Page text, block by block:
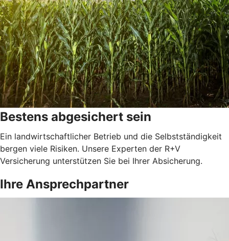
Bestens abgesichert sein
Ein landwirtschaftlicher Betrieb und die Selbstständigkeit
bergen viele Risiken. Unsere Experten der R+V
Versicherung unterstützen Sie bei Ihrer Absicherung.
Ihre Ansprechpartner